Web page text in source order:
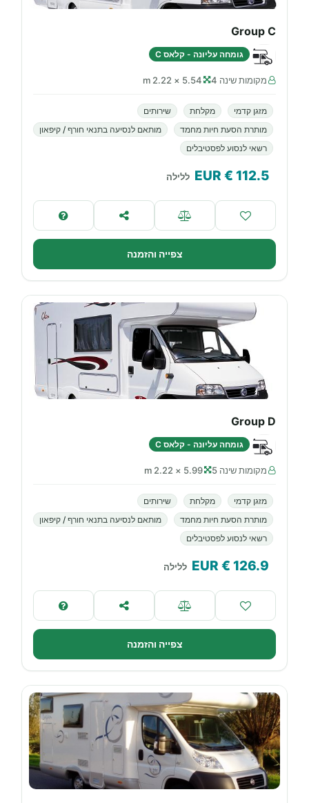
Group C
גומחה עליונה - קלאס C
מקומות שינה 4 5.54 × 2.22 m
מזגן קדמי מקלחת
שירותים
מותרת הסעת חיות מחמד
מותאם לנסיעה בתנאי חורף / קיפאון
רשאי לנסוע לפסטיבלים
112.5
€ EUR ללילה
צפייה והזמנה
Group D
גומחה עליונה - קלאס C
מקומות שינה 5 5.99 × 2.22 m
מזגן קדמי מקלחת
שירותים
מותרת הסעת חיות מחמד
מותאם לנסיעה בתנאי חורף / קיפאון
רשאי לנסוע לפסטיבלים
126.9
€ EUR ללילה
צפייה והזמנה